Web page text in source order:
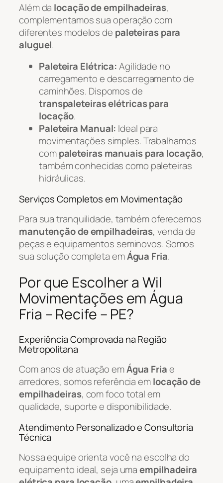
Além da locação de empilhadeiras,
complementamos sua operação com
diferentes modelos de paleteiras para
aluguel.
Paleteira Elétrica:Agilidade no
carregamento e descarregamento de
caminhões. Dispomos de
transpaleteiras elétricas para
locação.
Paleteira Manual: Ideal para
movimentações simples. Trabalhamos
compaleteiras manuais para locação,
também conhecidas como paleteiras
hidráulicas.
Serviços Completos em Movimentação
Para sua tranquilidade, também oferecemos
manutenção de empilhadeiras, venda de
peças e equipamentos seminovos. Somos
sua solução completa emÁgua Fria.
Por que Escolher a Wil
Movimentações em Água
Fria – Recife – PE?
Experiência Comprovada na Região
Metropolitana
Com anos de atuação emÁgua Friae
arredores, somos referência emlocação de
empilhadeiras, com foco total em
qualidade, suporte e disponibilidade.
Atendimento Personalizado e Consultoria
Técnica
Nossa equipe orienta você na escolha do
equipamento ideal, seja umaempilhadeira